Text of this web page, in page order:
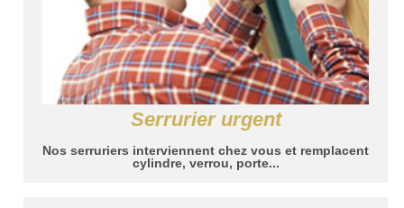
Serrurier urgent
Nos serruriers interviennent chez vous et remplacent
cylindre, verrou, porte...